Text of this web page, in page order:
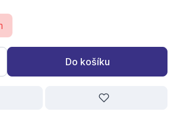
Do košíku